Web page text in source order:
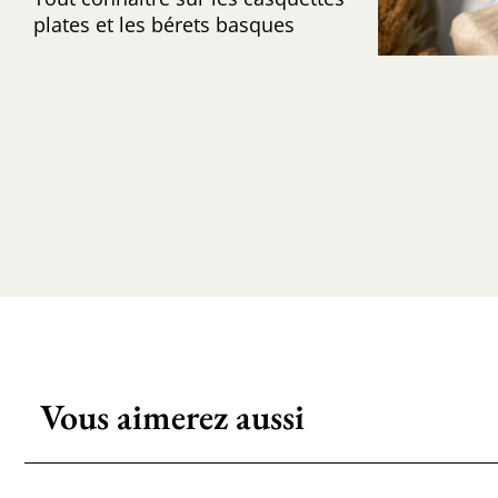
plates et les bérets basques
Vous aimerez aussi